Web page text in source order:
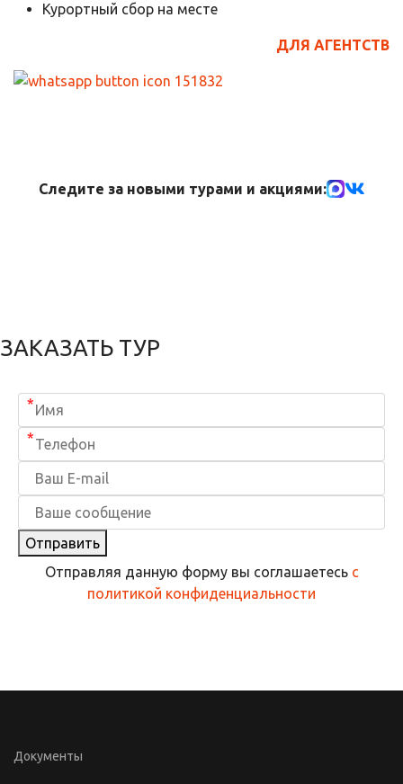
Курортный сбор на месте
ДЛЯ АГЕНТСТВ
Следите за новыми турами и акциями:
ЗАКАЗАТЬ ТУР
*
*
Отправить
Отправляя данную форму вы соглашаетесь с
политикой конфиденциальности
Документы